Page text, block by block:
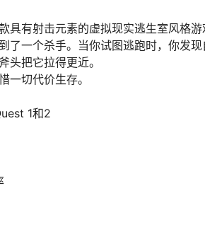
具有射击元素的虚拟现实逃生室风格
了一个杀手。当你试图逃跑时，你发
头把它拉得更近。
一切代价生存。
1和2